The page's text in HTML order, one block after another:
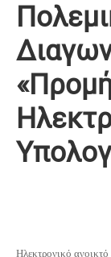
Ηλεκτρονικό